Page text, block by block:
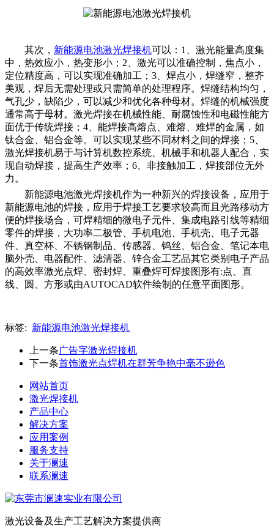
其次， 新能源电池激光焊接机可以：1、激光能量高度集
中，热效应小，热变形小；2、激光可以准确控制，焦点小，
定位精度高，可以实现准确加工；3、焊点小，焊缝窄，整齐
美观，焊后无需处理或只需简单的处理程序。焊缝结构均匀，
气孔少，缺陷少，可以减少和优化各种母材。焊缝的机械强度
通常高于母材。激光焊接在机械性能、耐腐蚀性和电磁性能方
面优于传统焊接；4、能焊接高熔点、难熔、难焊的金属，如
钛合金、铝合金等。可以实现某些不同材料之间的焊接；5、
激光焊接机易于与计算机数控系统、机械手和机器人配合，实
现自动焊接，提高生产效率；6、非接触加工，焊接部位无外
力。
新能源电池激光焊接机作为一种新兴的焊接设备，应用于
新能源电池的焊接，应用于焊接工艺要求较高而且光路移动方
便的焊接场合，可焊精细的微电子元件、集成电路引线等精细
零件的焊接，大功率二极管、手机电池、手机壳、电子元器
件、真空杯、不锈钢制品、传感器、钨丝、铝合金、笔记本电
脑外壳、电器配件、滤清器、锌合金工艺品其它类别电子产品
的高效率激光点焊、密封焊、重叠焊可焊接图形有:点、直
线、圆、方形或由AUTOCAD软件绘制的任意平面图形。
标签: 新能源电池激光焊接机
上一条广告字激光焊接机
下一条首饰激光点焊机在群芳争艳中毫不逊色
网站首页
激光焊接机
产品中心
解决方案
应用案例
服务支持
关于澜速
联系澜速
激光设备及生产工艺解决方案提供商